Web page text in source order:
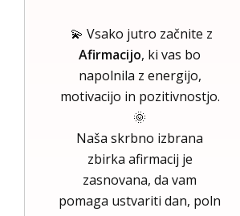
💫 Vsako jutro začnite z
Afirmacijo, ki vas bo
napolnila z energijo,
motivacijo in pozitivnostjo.
🌞
Naša skrbno izbrana
zbirka afirmacij je
zasnovana, da vam
pomaga ustvariti dan, poln